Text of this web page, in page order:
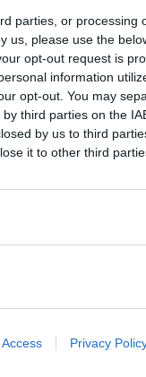
parties, or processing
us, please use the
opt-out request is
information
opt-out. You may
third parties on the
by us to third
it to other third
Privacy
- ToscanaMedia.
palancola